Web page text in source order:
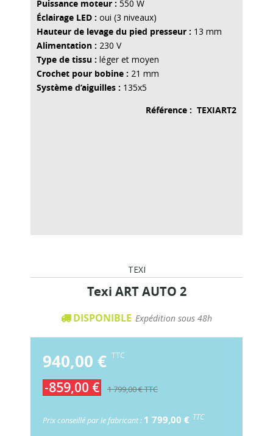
Puissance moteur : 550 W
Éclairage LED : oui (3 niveaux)
Hauteur de levage du pied presseur : 13 mm
Alimentation : 230 V
Type de tissu : léger et moyen
Crochet pour bobine : 21 mm
Système d’aiguilles : 135x5
Référence : TEXIART2
TEXI
Texi ART AUTO 2
DISPONIBLE Expédition sous 48h
940,00 € TTC
-859,00 € 1 799,00 €TTC
Prix conseillé par le fabricant : 1 799,00 € TTC